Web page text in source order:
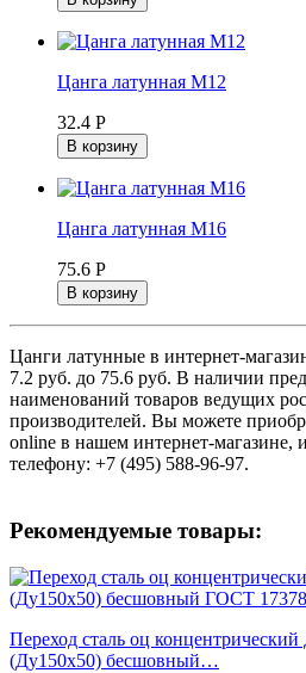
Цанга латунная М12
32.4 Р
В корзину
Цанга латунная М16
75.6 Р
В корзину
Цанги латунные в интернет-
7.2 руб. до 75.6 руб. В наличии
наименований товаров ведущих
производителей. Вы можете
online в нашем интернет-магазине,
телефону: +7 (495) 588-96-97.
Рекомендуемые товары:
Переход сталь оц
(Ду150х50) бесшовный…